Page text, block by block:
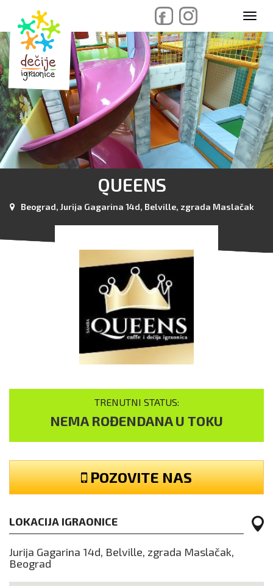
content
QUEENS
Beograd, Jurija Gagarina 14d, Belville, zgrada Maslačak
TRENUTNI STATUS:
NEMA ROĐENDANA U TOKU
POZOVITE NAS
LOKACIJA IGRAONICE
Jurija Gagarina 14d, Belville, zgrada Maslačak,
Beograd